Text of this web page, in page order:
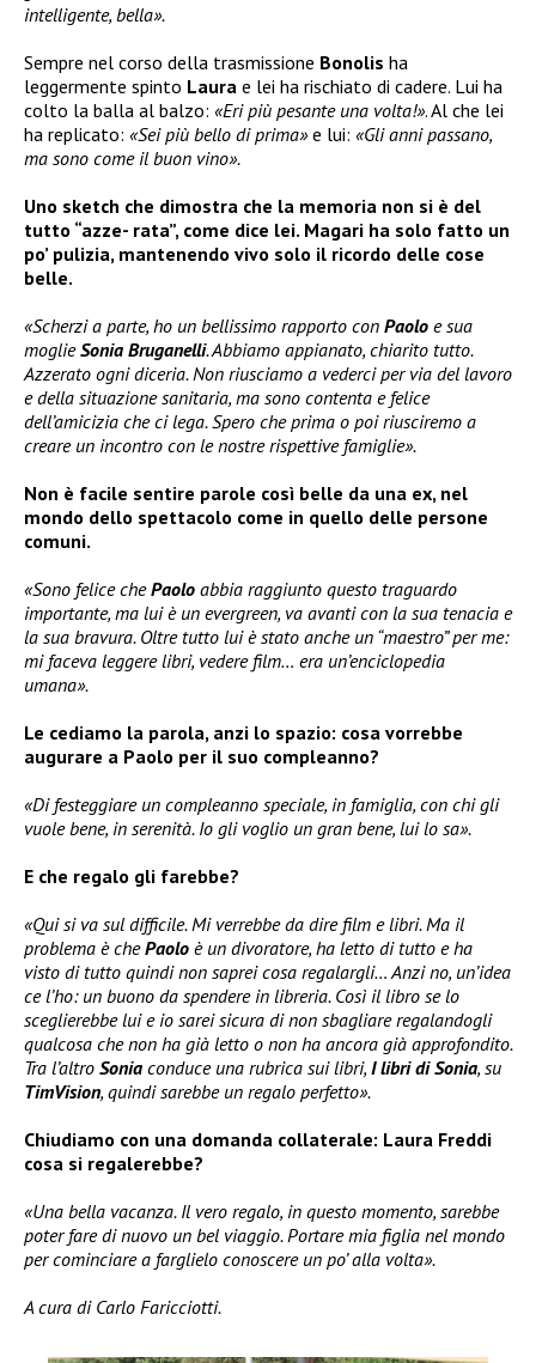
intelligente, bella».
Sempre nel corso della trasmissione Bonolis ha
leggermente spinto Laura e lei ha rischiato di cadere. Lui ha
colto la balla al balzo: «Eri più pesante una volta!». Al che lei
ha replicato: «Sei più bello di prima»e lui: «Gli anni passano,
ma sono come il buon vino».
Uno sketch che dimostra che la memoria non si è del
tutto “azze- rata”, come dice lei. Magari ha solo fatto un
po’ pulizia, mantenendo vivo solo il ricordo delle cose
belle.
«Scherzi a parte, ho un bellissimo rapporto con Paolo e sua
moglieSonia Bruganelli. Abbiamo appianato, chiarito tutto.
Azzerato ogni diceria. Non riusciamo a vederci per via del lavoro
e della situazione sanitaria, ma sono contenta e felice
dell’amicizia che ci lega. Spero che prima o poi riusciremo a
creare un incontro con le nostre rispettive famiglie».
Non è facile sentire parole così belle da una ex, nel
mondo dello spettacolo come in quello delle persone
comuni.
«Sono felice chePaolo abbia raggiunto questo traguardo
importante, ma lui è un evergreen, va avanti con la sua tenacia e
la sua bravura. Oltre tutto lui è stato anche un “maestro” per me:
mi faceva leggere libri, vedere film… era un’enciclopedia
umana».
Le cediamo la parola, anzi lo spazio: cosa vorrebbe
augurare a Paolo per il suo compleanno?
«Di festeggiare un compleanno speciale, in famiglia, con chi gli
vuole bene, in serenità. Io gli voglio un gran bene, lui lo sa».
E che regalo gli farebbe?
«Qui si va sul difficile. Mi verrebbe da dire film e libri. Ma il
problema è chePaolo è un divoratore, ha letto di tutto e ha
visto di tutto quindi non saprei cosa regalargli… Anzi no, un’idea
ce l’ho: un buono da spendere in libreria. Così il libro se lo
sceglierebbe lui e io sarei sicura di non sbagliare regalandogli
qualcosa che non ha già letto o non ha ancora già approfondito.
Tra l’altro Sonia conduce una rubrica sui libri, I libri di Sonia, su
TimVision, quindi sarebbe un regalo perfetto».
Chiudiamo con una domanda collaterale: Laura Freddi
cosa si regalerebbe?
«Una bella vacanza. Il vero regalo, in questo momento, sarebbe
poter fare di nuovo un bel viaggio. Portare mia figlia nel mondo
per cominciare a farglielo conoscere un po’ alla volta».
A cura di Carlo Faricciotti.